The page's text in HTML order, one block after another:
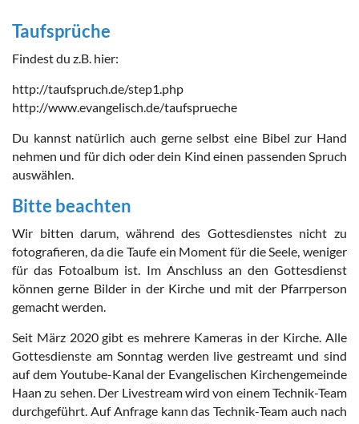
Taufsprüche
Findest du z.B. hier:
http://taufspruch.de/step1.php
http://www.evangelisch.de/taufsprueche
Du kannst natürlich auch gerne selbst eine Bibel zur Hand
nehmen und für dich oder dein Kind einen passenden Spruch
auswählen.
Bitte beachten
Wir bitten darum, während des Gottesdienstes nicht zu
fotografieren, da die Taufe ein Moment für die Seele, weniger
für das Fotoalbum ist. Im Anschluss an den Gottesdienst
können gerne Bilder in der Kirche und mit der Pfarrperson
gemacht werden.
Seit März 2020 gibt es mehrere Kameras in der Kirche. Alle
Gottesdienste am Sonntag werden live gestreamt und sind
auf dem Youtube-Kanal der Evangelischen Kirchengemeinde
Haan zu sehen. Der Livestream wird von einem Technik-Team
durchgeführt. Auf Anfrage kann das Technik-Team auch nach